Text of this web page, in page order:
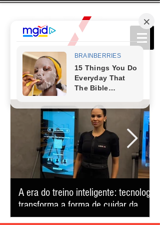
A era do treino inteligente: tecnologia
transforma a forma de cuidar da
saúde e reduz o tempo na academia